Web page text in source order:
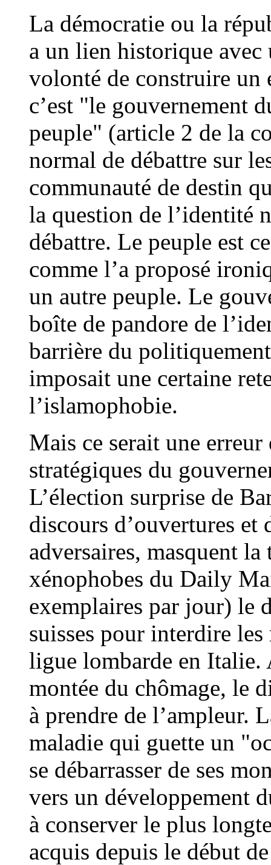
La démocratie ou la
a un lien historique
volonté de construire un
c’est "le gouvernement
peuple" (article 2 de la
normal de débattre sur
communauté de destin
la question de l’identité
débattre. Le peuple est
comme l’a proposé
un autre peuple. Le
boîte de pandore de
barrière du
imposait une certaine
l’islamophobie.
Mais ce serait une erreur
stratégiques du
L’élection surprise de
discours d’ouvertures et
adversaires, masquent
xénophobes du Daily
exemplaires par jour) le
suisses pour interdire
ligue lombarde en Italie.
montée du chômage, le
à prendre de l’ampleur.
maladie qui guette un
se débarrasser de ses
vers un développement
à conserver le plus
acquis depuis le début